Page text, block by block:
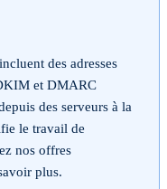
des adresses
et DMARC
des serveurs à la
le travail de
nos offres
plus.